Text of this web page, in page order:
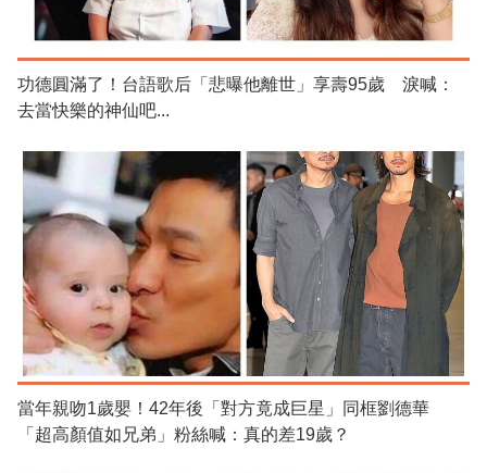
功德圓滿了！台語歌后「悲曝他離世」享壽95歲 淚喊：
去當快樂的神仙吧...
當年親吻1歲嬰！42年後「對方竟成巨星」同框劉德華
「超高顏值如兄弟」粉絲喊：真的差19歲？